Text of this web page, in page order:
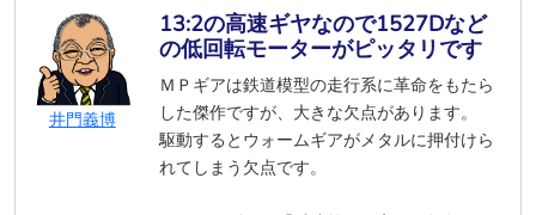
井門義博
13:2の高速ギヤなので1527Dなど
の低回転モーターがピッタリです
ＭＰギアは鉄道模型の走行系に革命をもたら
した傑作ですが、大きな欠点があります。
駆動するとウォームギアがメタルに押付けら
れてしまう欠点です。